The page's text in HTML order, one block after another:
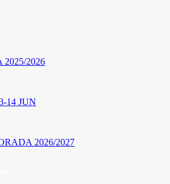
2026
14 JUN
2026/2027